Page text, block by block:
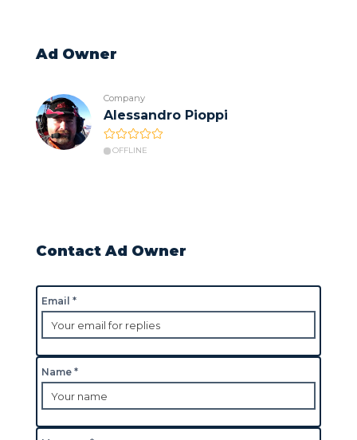
Ad Owner
Company
Alessandro Pioppi
OFFLINE
Contact Ad Owner
Email *
Name *